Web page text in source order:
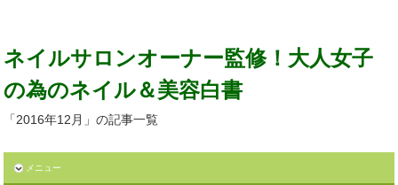
ネイルサロンオーナー監修！大人女子
の為のネイル＆美容白書
「2016年12月」の記事一覧
メニュー